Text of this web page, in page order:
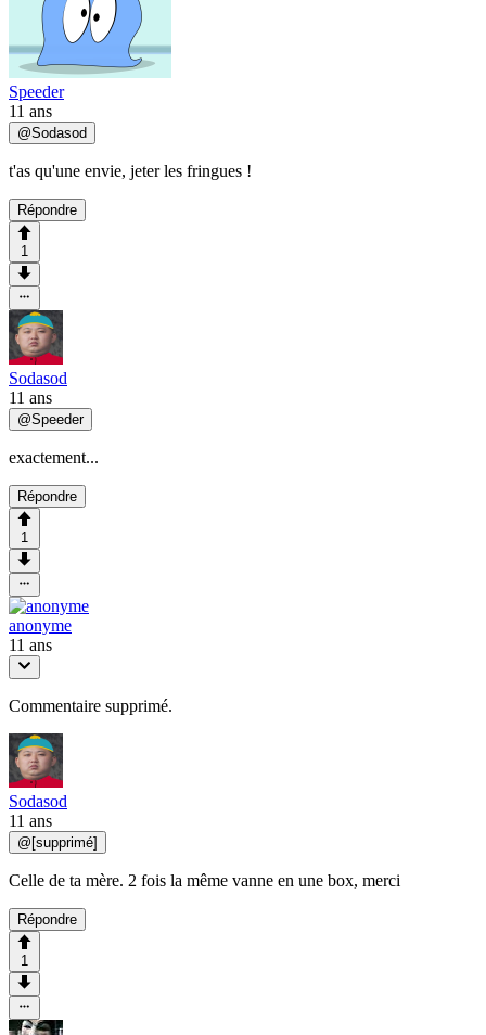
Speeder
11 ans
@Sodasod
t'as qu'une envie, jeter les fringues !
Répondre
1
Sodasod
11 ans
@Speeder
exactement...
Répondre
1
anonyme
11 ans
Commentaire supprimé.
Sodasod
11 ans
@ [supprimé]
Celle de ta mère. 2 fois la même vanne en une box, merci
Répondre
1